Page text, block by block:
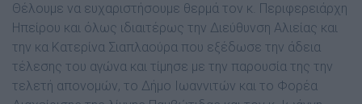
Θέλουµε να ευχαριστήσουµε θερµά τον κ. Περιφερειάρχη
Ηπείρου και όλως ιδιαιτέρως την ∆ιεύθυνση Αλιείας και
την κα Κατερίνα Σιαπλαούρα που εξέδωσε την άδεια
τέλεσης του αγώνα και τίµησε µε την παρουσία της την
τελετή απονοµών, το ∆ήµο Ιωαννιτών και το Φορέα